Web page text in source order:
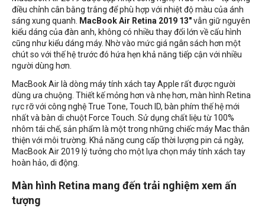
điều chỉnh cân bằng trắng để phù hợp với nhiệt độ màu của ánh
sáng xung quanh.
MacBook Air Retina 2019 13"vẫn giữ nguyên
kiểu dáng của đàn anh, không có nhiều thay đổi lớn về cấu hình
cũng như kiểu dáng máy. Nhờ vào mức giá ngân sách hơn một
chút so với thế hệ trước đó hứa hẹn khả năng tiếp cận với nhiều
người dùng hơn.
MacBook Air là dòng máy tính xách tay Apple rất được người
dùng ưa chuộng. Thiết kế mỏng hơn và nhẹ hơn, màn hình Retina
rực rỡ với công nghệ True Tone, Touch ID, bàn phím thế hệ mới
nhất và bàn di chuột Force Touch. Sử dụng chất liệu từ 100%
nhôm tái chế, sản phẩm là một trong những chiếc máy Mac thân
thiện với môi trường. Khả năng cung cấp thời lượng pin cả ngày,
MacBook Air 2019 lý tưởng cho một lựa chọn máy tính xách tay
hoàn hảo, di động.
Màn hình Retina mang đến trải nghiệm xem ấn
tượng